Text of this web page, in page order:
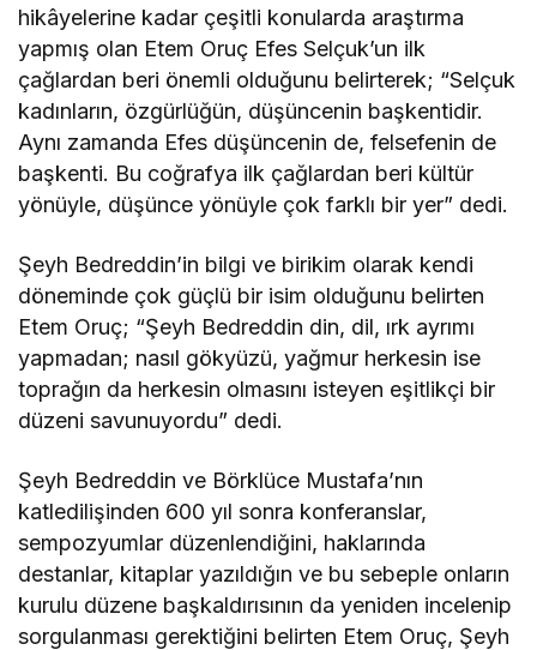
hikâyelerine kadar çeşitli konularda araştırma
yapmış olan Etem Oruç Efes Selçuk’un ilk
çağlardan beri önemli olduğunu belirterek; “Selçuk
kadınların, özgürlüğün, düşüncenin başkentidir.
Aynı zamanda Efes düşüncenin de, felsefenin de
başkenti. Bu coğrafya ilk çağlardan beri kültür
yönüyle, düşünce yönüyle çok farklı bir yer” dedi.
Şeyh Bedreddin’in bilgi ve birikim olarak kendi
döneminde çok güçlü bir isim olduğunu belirten
Etem Oruç; “Şeyh Bedreddin din, dil, ırk ayrımı
yapmadan; nasıl gökyüzü, yağmur herkesin ise
toprağın da herkesin olmasını isteyen eşitlikçi bir
düzeni savunuyordu” dedi.
Şeyh Bedreddin ve Börklüce Mustafa’nın
katledilişinden 600 yıl sonra konferanslar,
sempozyumlar düzenlendiğini, haklarında
destanlar, kitaplar yazıldığın ve bu sebeple onların
kurulu düzene başkaldırısının da yeniden incelenip
sorgulanması gerektiğini belirten Etem Oruç, Şeyh